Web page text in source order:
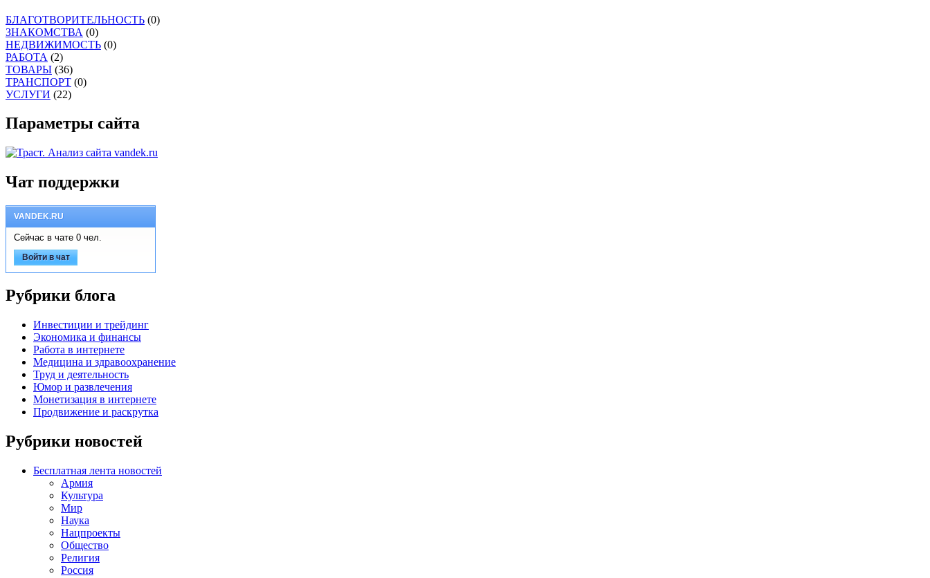
БЛАГОТВОРИТЕЛЬНОСТЬ (0)
ЗНАКОМСТВА (0)
НЕДВИЖИМОСТЬ (0)
РАБОТА (2)
ТОВАРЫ (36)
ТРАНСПОРТ (0)
УСЛУГИ (22)
Параметры сайта
Чат поддержки
VANDEK.RU
Сейчас в чате 0 чел.
Войти в чат
Рубрики блога
Инвестиции и трейдинг
Экономика и финансы
Работа в интернете
Медицина и здравоохранение
Труд и деятельность
Юмор и развлечения
Монетизация в интернете
Продвижение и раскрутка
Рубрики новостей
Бесплатная лента новостей
Армия
Культура
Мир
Наука
Нацпроекты
Общество
Религия
Россия